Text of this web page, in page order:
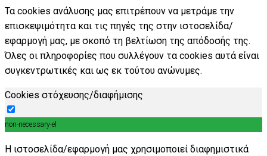
Τα cookies ανάλυσης μας επιτρέπουν να μετράμε την
επισκεψιμότητα και τις πηγές της στην ιστοσελίδα/
εφαρμογή μας, με σκοπό τη βελτίωση της απόδοσής της.
Όλες οι πληροφορίες που συλλέγουν τα cookies αυτά είναι
συγκεντρωτικές και ως εκ τούτου ανώνυμες.
Cookies στόχευσης/διαφήμισης
non-necessary-el
Η ιστοσελίδα/εφαρμογή μας χρησιμοποιεί διαφημιστικά